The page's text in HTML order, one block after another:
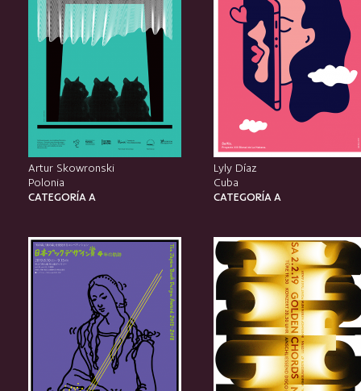
Artur Skowronski
Polonia
CATEGORÍA A
Lyly Díaz
Cuba
CATEGORÍA A